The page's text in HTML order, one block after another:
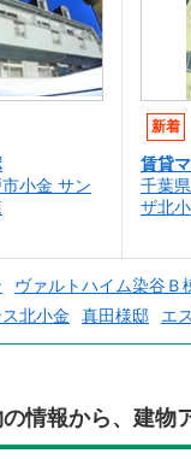
小金 サン
新着
賃貸
千葉
ザ北
ヴァルトハイム染谷Ｂ
北小金
真田様邸 エ
情報から、建物